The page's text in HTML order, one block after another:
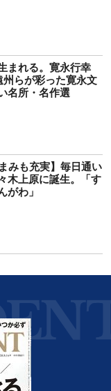
まれる。寛永行幸
らが彩った寛永文
名所・名作選
みも充実】毎日通い
木上原に誕生。「す
がわ」